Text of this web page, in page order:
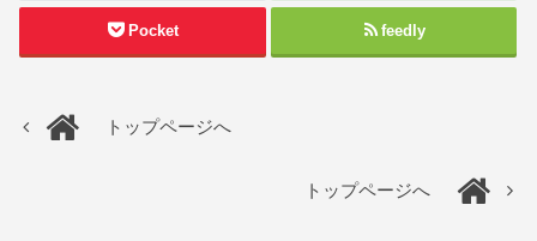
Pocket feedly
トップページへ
トップページへ